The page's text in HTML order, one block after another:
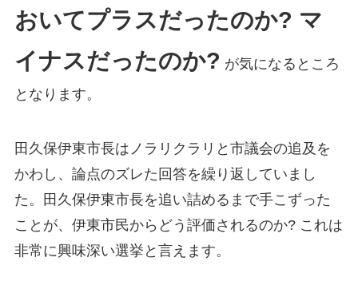
おいてプラスだったのか? マ
イナスだったのか? が気になるところ
となります。
田久保伊東市長はノラリクラリと市議会の追及を
かわし、論点のズレた回答を繰り返していまし
た。田久保伊東市長を追い詰めるまで手こずった
ことが、伊東市民からどう評価されるのか? これは
非常に興味深い選挙と言えます。